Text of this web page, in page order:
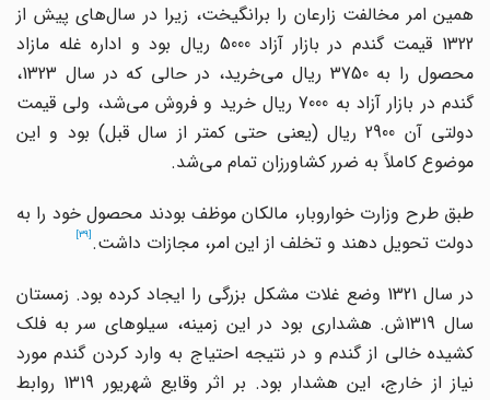
همین امر مخالفت زارعان را برانگیخت، زیرا در سال‌های پیش از
1322 قیمت گندم در بازار آزاد 5000 ریال بود و اداره غله مازاد
محصول را به 3750 ریال می‌خرید، در حالی که در سال 1323،
گندم در بازار آزاد به 7000 ریال خرید و فروش می‌شد، ولی قیمت
دولتی آن 2900 ریال (یعنی حتی کمتر از سال قبل) بود و این
موضوع کاملاً به ضرر کشاورزان تمام می‌شد.
طبق طرح وزارت خواروبار، مالکان موظف بودند محصول خود را به
دولت تحویل دهند و تخلف از این امر، مجازات داشت.
در سال 1321 وضع غلات مشکل بزرگی را ایجاد کرده بود. زمستان
سال 1319ش. هشداری بود در این زمینه، سیلوهای سر به فلک
کشیده خالی از گندم و در نتیجه احتیاج به وارد کردن گندم مورد
نیاز از خارج، این هشدار بود. بر اثر وقایع شهریور 1319 روابط